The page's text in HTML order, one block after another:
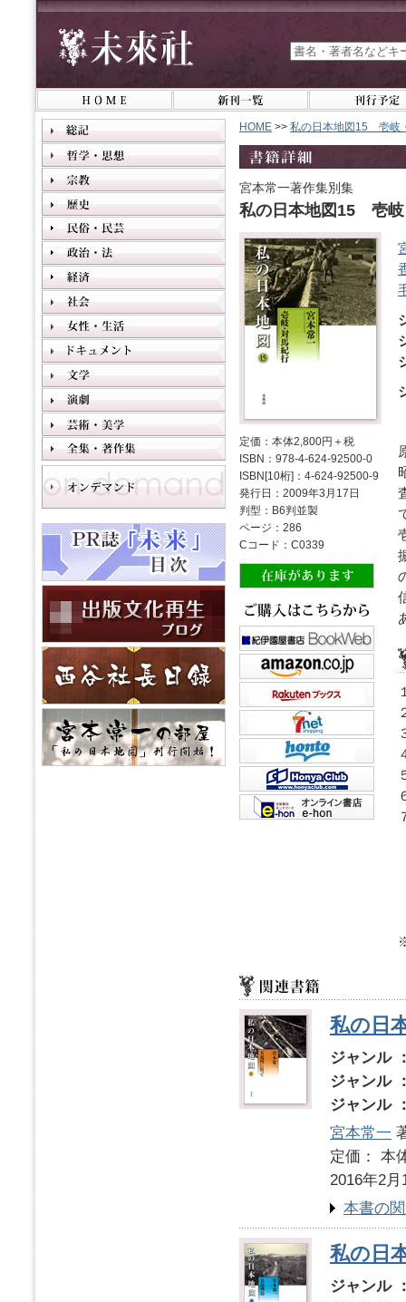
HOME >> 私の日本地図15 壱岐
宮本常一著作集別集
私の日本地図15 壱岐
定価：本体2,800円＋税
ISBN：978-4-624-92500-0
ISBN[10桁]：4-624-92500-9
発行日：2009年3月17日
判型：B6判並製
ページ：286
Cコード：C0339
私の日
ジャンル
ジャンル
ジャンル
宮本常一
定価：
2016年2月
本書の
私の日
ジャンル